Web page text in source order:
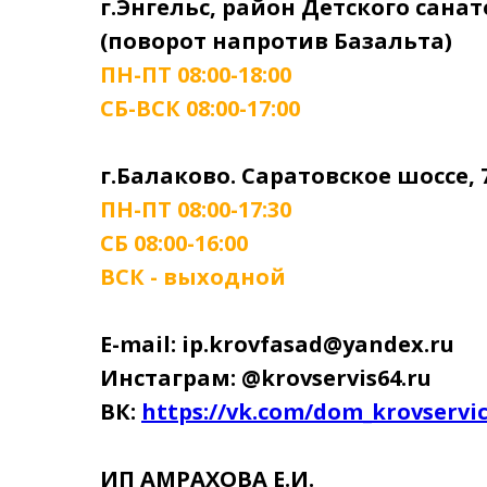
г.Энгельс, район Детского
(поворот напротив Базальта)
ПН-ПТ 08:00-18:00
СБ-ВСК 08:00-17:00
г.Балаково. Саратовское шоссе,
ПН-ПТ 08:00-17:30
СБ 08:00-16:00
ВСК - выходной
E-mail: ip.krovfasad@yandex.ru
Инстаграм: @krovservis64.ru
ВК: https://vk.com/
ИП АМРАХОВА Е.И.